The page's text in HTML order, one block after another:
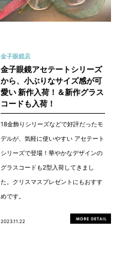
金子眼鏡店
金子眼鏡アセテートシリーズ
から、小ぶりなサイズ感が可
愛い 新作入荷！＆新作グラス
コードも入荷！
18金飾りシリーズなどで好評だったモ
デルが、気軽に使いやすい アセテート
シリーズで登場！華やかなデザインの
グラスコードも2型入荷してきまし
た。クリスマスプレゼントにもおすす
めです。
2023.11.22